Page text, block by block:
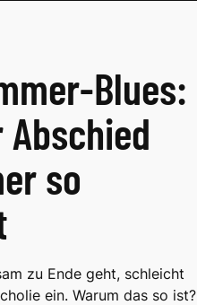
Blues:
so
zu Ende geht, schleicht
ein. Warum das so ist?